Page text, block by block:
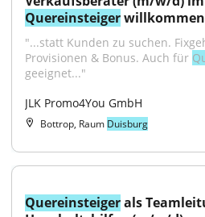
Quereinsteiger
"...statt Kunden zu suchen.
Provisionen & Bonus. Auch für
geeignet..."
JLK Promo4You GmbH
Bottrop, Raum Duisburg
Quereinsteiger als